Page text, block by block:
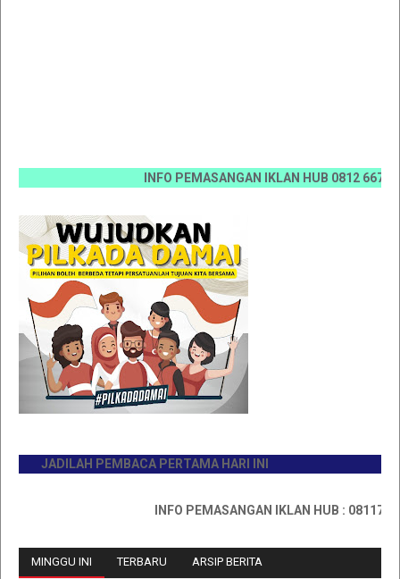
INFO PEMASANGAN IKLAN HUB 0812 6670
JADILAH PEMBACA PERTAMA HARI INI
INFO PEMASANGAN IKLAN HUB : 0811767335
MINGGU INI TERBARU ARSIP BERITA